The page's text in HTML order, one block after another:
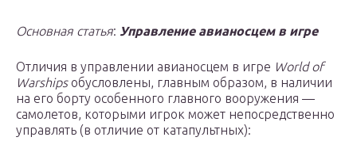
Основная статья: Управление авианосцем в игре
Отличия в управлении авианосцем в игре World of
Warshipsобусловлены, главным образом, в наличии
на его борту особенного главного вооружения —
самолетов, которыми игрок может непосредственно
управлять (в отличие от катапультных):